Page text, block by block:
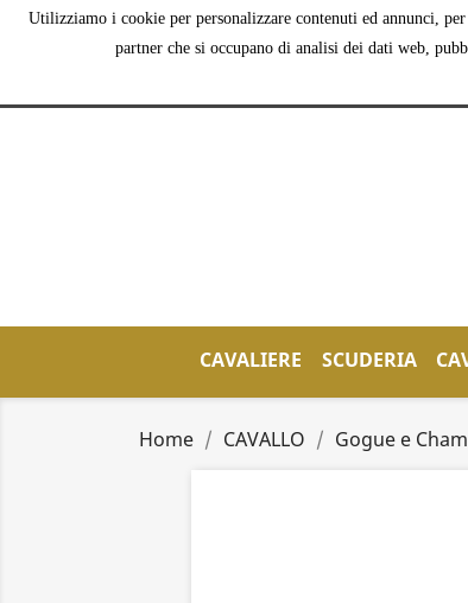
Utilizziamo i cookie per personalizzare contenuti ed annunci,
partner che si occupano di analisi dei dati web,
CAVALIERE SCUDERIA
Home CAVALLO Gogue e